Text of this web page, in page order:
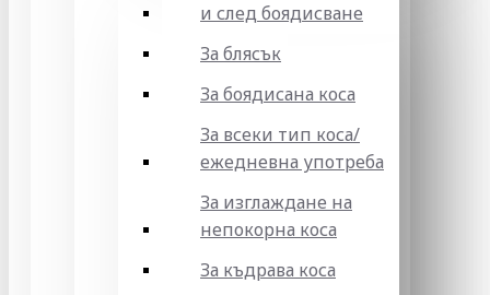
и след боядисване
За блясък
За боядисана коса
За всеки тип коса/
ежедневна употреба
За изглаждане на
непокорна коса
За къдрава коса